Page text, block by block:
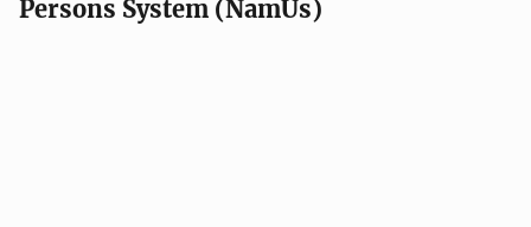
Persons System (NamUs)